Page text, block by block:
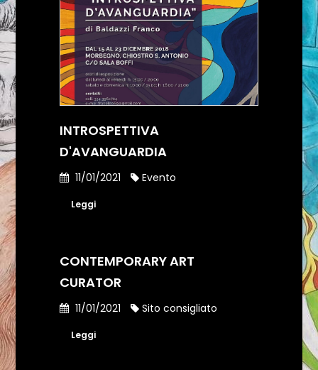
INTROSPETTIVA
D'AVANGUARDIA
11/01/2021 Evento
Leggi
CONTEMPORARY ART
CURATOR
11/01/2021 Sito consigliato
Leggi